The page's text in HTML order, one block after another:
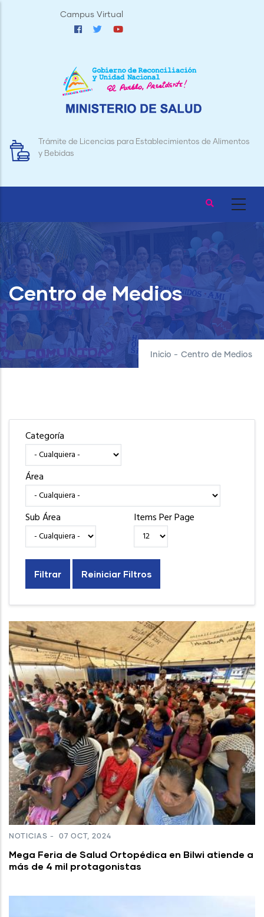
Campus Virtual
Trámite de Licencias para Establecimientos de Alimentos
y Bebidas
Centro de Medios
Inicio - Centro de Medios
Categoría
Área
Sub Área Items Per Page
NOTICIAS - 07 OCT, 2024
Mega Feria de Salud Ortopédica en Bilwi atiende a
más de 4 mil protagonistas